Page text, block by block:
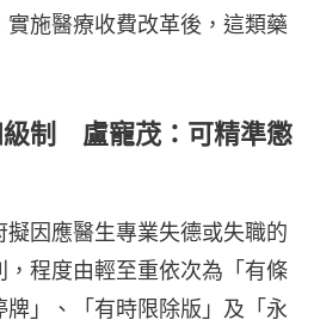
施醫療收費改革後，這類藥
級制 盧寵茂：可精準懲
因應醫生專業失德或失職的
程度由輕至重依次為「有條
」、「有時限除版」及「永